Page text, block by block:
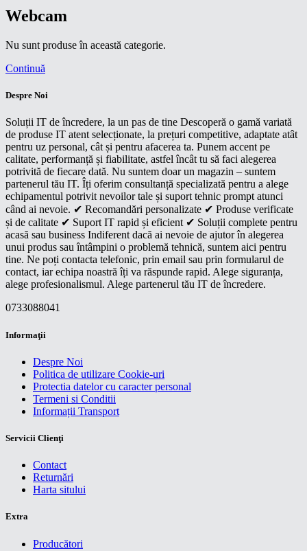
Webcam
Nu sunt produse în această categorie.
Continuă
Despre Noi
Soluții IT de încredere, la un pas de tine Descoperă o gamă variată
de produse IT atent selecționate, la prețuri competitive, adaptate atât
pentru uz personal, cât și pentru afacerea ta. Punem accent pe
calitate, performanță și fiabilitate, astfel încât tu să faci alegerea
potrivită de fiecare dată. Nu suntem doar un magazin – suntem
partenerul tău IT. Îți oferim consultanță specializată pentru a alege
echipamentul potrivit nevoilor tale și suport tehnic prompt atunci
când ai nevoie. ✔ Recomandări personalizate ✔ Produse verificate
și de calitate ✔ Suport IT rapid și eficient ✔ Soluții complete pentru
acasă sau business Indiferent dacă ai nevoie de ajutor în alegerea
unui produs sau întâmpini o problemă tehnică, suntem aici pentru
tine. Ne poți contacta telefonic, prin email sau prin formularul de
contact, iar echipa noastră îți va răspunde rapid. Alege siguranța,
alege profesionalismul. Alege partenerul tău IT de încredere.
0733088041
Informaţii
Despre Noi
Politica de utilizare Cookie-uri
Protectia datelor cu caracter personal
Termeni si Conditii
Informații Transport
Servicii Clienţi
Contact
Returnări
Harta sitului
Extra
Producători